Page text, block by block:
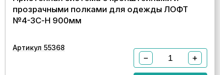
прозрачными полками для одежды ЛОФТ
№4-ЗС-Н 900мм
Артикул 55368
− +